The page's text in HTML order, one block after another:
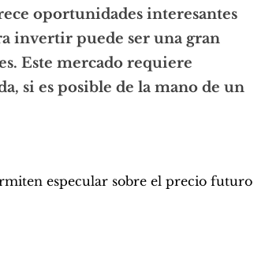
oportunidades interesantes
invertir puede ser una gran
Este mercado requiere
si es posible de la mano de un
especular sobre el precio futuro